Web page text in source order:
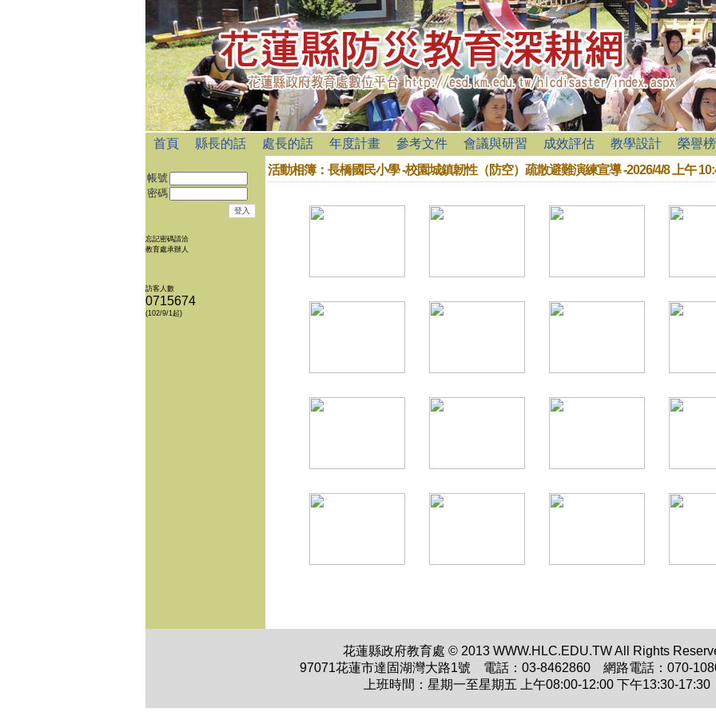
首頁 縣長的話 處長的話 年度計畫 參考文件 會議與研習 成效評估 教學設計 榮譽榜
帳號
密碼
忘記密碼請洽
教育處承辦人
訪客人數
0715674
(102/9/1起)
活動相簿： 長橋國民小學-校園城鎮韌性（防空）疏散避難演練宣導-2026/4/8 上午
花蓮縣政府教育處 © 2013 WWW.HLC.EDU.TW All Rights
97071花蓮市達固湖灣大路1號 電話：03-8462860 網路電話：070-
上班時間：星期一至星期五 上午08:00-12:00 下午13:30-17:30